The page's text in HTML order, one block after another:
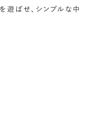
に留める宝石のこ
遊ばせ、シンプルな中